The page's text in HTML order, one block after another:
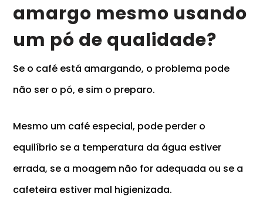
amargo mesmo usando
um pó de qualidade?
Se o café está amargando, o problema pode
não ser o pó, e sim o preparo.
Mesmo um café especial, pode perder o
equilíbrio se a temperatura da água estiver
errada, se a moagem não for adequada ou se a
cafeteira estiver mal higienizada.